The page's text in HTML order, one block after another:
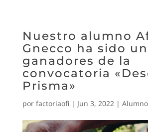
Nuestro alumno
Gnecco ha sido
ganadores de la
convocatoria
Prisma»
por factoriaofi| Jun 3, 2022|